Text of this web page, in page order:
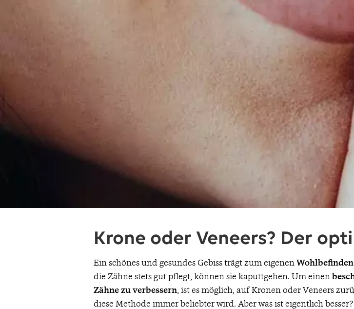
Krone oder Veneers? Der
Ein schönes und gesundes Gebiss trägt zum eigenen
die Zähne stets gut pflegt, können sie kaputtgehen. Um einen
Zähne zu verbessern, ist es möglich, auf Kronen oder Veneers
diese Methode immer beliebter wird. Aber was ist eigentlich